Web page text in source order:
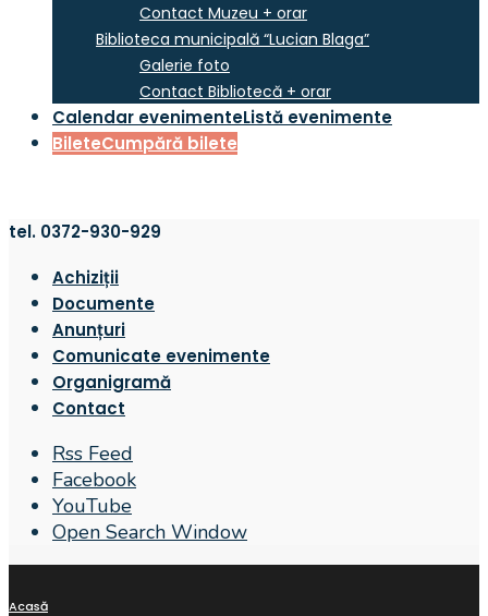
Contact Muzeu + orar
Biblioteca municipală “Lucian Blaga”
Galerie foto
Contact Bibliotecă + orar
Calendar evenimenteListă evenimente
BileteCumpără bilete
tel. 0372-930-929
Achiziții
Documente
Anunțuri
Comunicate evenimente
Organigramă
Contact
Rss Feed
Facebook
YouTube
Open Search Window
Acasă